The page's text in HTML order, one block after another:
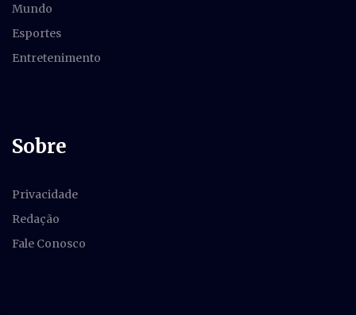
Mundo
Esportes
Entretenimento
Sobre
Privacidade
Redação
Fale Conosco